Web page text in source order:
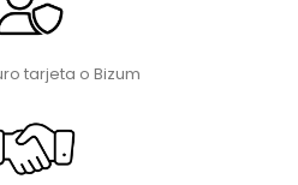
tarjeta o Bizum